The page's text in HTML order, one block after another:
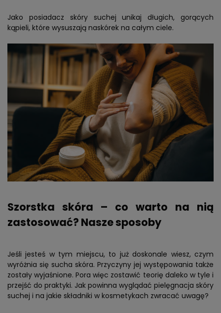
Jako posiadacz skóry suchej unikaj długich, gorących
kąpieli, które wysuszają naskórek na całym ciele.
Szorstka skóra – co warto na nią
zastosować? Nasze sposoby
Jeśli jesteś w tym miejscu, to już doskonale wiesz, czym
wyróżnia się sucha skóra. Przyczyny jej występowania także
zostały wyjaśnione. Pora więc zostawić teorię daleko w tyle i
przejść do praktyki. Jak powinna wyglądać pielęgnacja skóry
suchej i na jakie składniki w kosmetykach zwracać uwagę?